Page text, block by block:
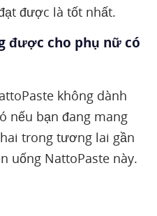
được là tốt nhất.
được cho phụ nữ có
không dành
nếu bạn đang mang
trong tương lai gần
uống NattoPaste này.